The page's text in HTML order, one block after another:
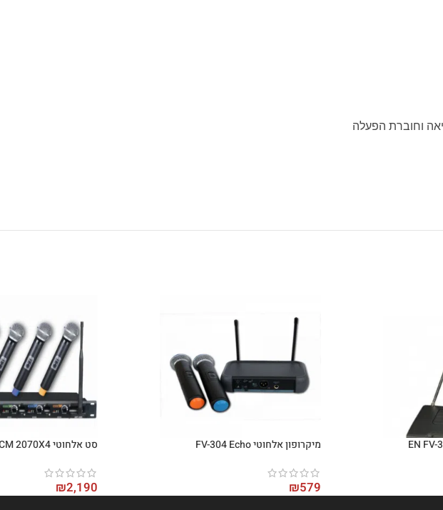
מיקרופון אלחוטי FV-304 Echo
₪579
סט אלחוטי ICM 2070X4
₪2,190